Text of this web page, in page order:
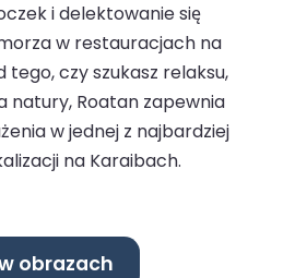
i delektowanie się
w restauracjach na
tego, czy szukasz relaksu,
natury, Roatan zapewnia
w jednej z najbardziej
na Karaibach.
obrazach